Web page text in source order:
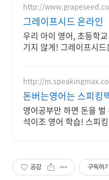
http://
그레이프시드 온라인
우리 아이 영어, 초등학
기지 않게! 그레이프시
길러보세요!
http://
돈버는영어는 스피킹
수 없는 영어회화
영어공부만 하면 돈을 벌
석이조 영어 학습! 스피
공감 구독하기